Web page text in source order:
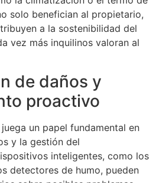
solo benefician al propietario,
a la sostenibilidad del
vez más inquilinos valoran al
de daños y
proactivo
un papel fundamental en
y la gestión del
inteligentes, como los
detectores de humo, pueden